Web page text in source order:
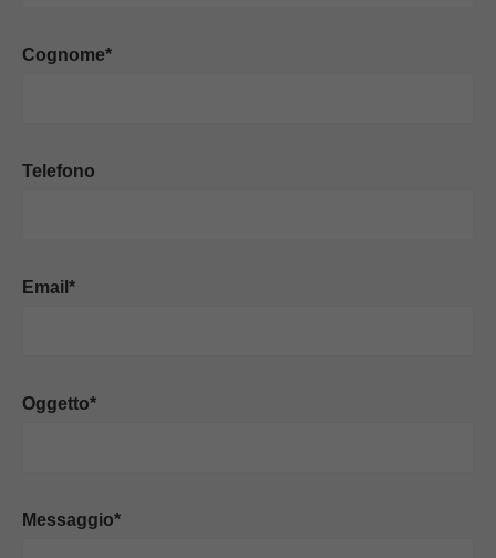
Cognome*
Telefono
Email*
Oggetto*
Messaggio*